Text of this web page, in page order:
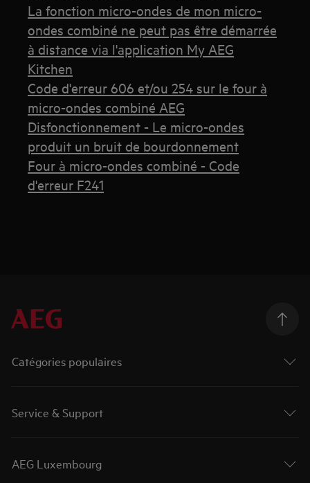
La fonction micro-ondes de mon micro-
ondes combiné ne peut pas être démarrée
à distance via l'application My AEG
Kitchen
Code d'erreur 606 et/ou 254 sur le four à
micro-ondes combiné AEG
Disfonctionnement - Le micro-ondes
produit un bruit de bourdonnement
Four à micro-ondes combiné - Code
d'erreur F241
Catégories populaires
Service & Support
AEG Luxembourg